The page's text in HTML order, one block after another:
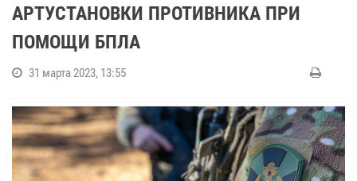
АРТУСТАНОВКИ ПРОТИВНИКА ПРИ
ПОМОЩИ БПЛА
31 марта 2023, 13:55